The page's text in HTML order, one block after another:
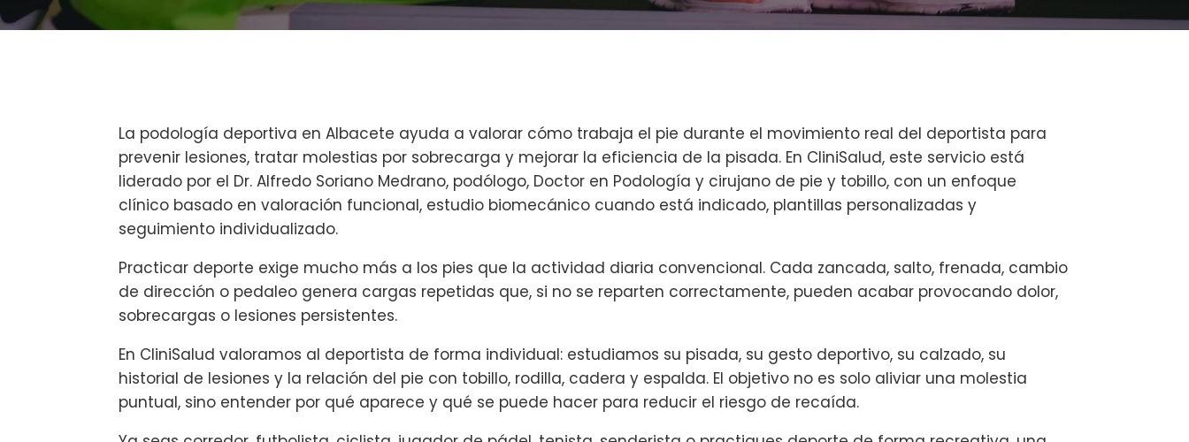
La podología deportiva en Albacete ayuda a valorar cómo trabaja el pie durante el movimiento real del deportista para
prevenir lesiones, tratar molestias por sobrecarga y mejorar la eficiencia de la pisada. En CliniSalud, este servicio está
liderado por el Dr. Alfredo Soriano Medrano, podólogo, Doctor en Podología y cirujano de pie y tobillo, con un enfoque
clínico basado en valoración funcional, estudio biomecánico cuando está indicado, plantillas personalizadas y
seguimiento individualizado.
Practicar deporte exige mucho más a los pies que la actividad diaria convencional. Cada zancada, salto, frenada, cambio
de dirección o pedaleo genera cargas repetidas que, si no se reparten correctamente, pueden acabar provocando dolor,
sobrecargas o lesiones persistentes.
En CliniSalud valoramos al deportista de forma individual: estudiamos su pisada, su gesto deportivo, su calzado, su
historial de lesiones y la relación del pie con tobillo, rodilla, cadera y espalda. El objetivo no es solo aliviar una molestia
puntual, sino entender por qué aparece y qué se puede hacer para reducir el riesgo de recaída.